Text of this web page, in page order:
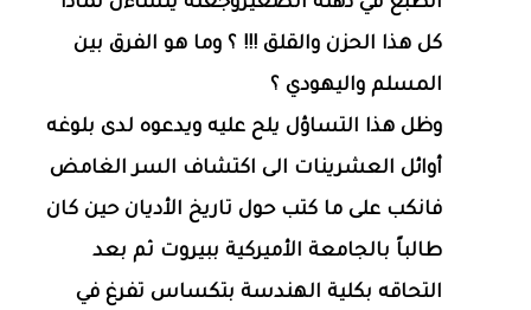
كل هذا الحزن والقلق !!! ؟ وما هو الفرق بين
المسلم واليهودي ؟
وظل هذا التساؤل يلح عليه ويدعوه لدى بلوغه
أوائل العشرينات الى اكتشاف السر الغامض
فانكب على ما كتب حول تاريخ الأديان حين كان
طالباً بالجامعة الأميركية ببيروت ثم بعد
التحاقه بكلية الهندسة بتكساس تفرغ في